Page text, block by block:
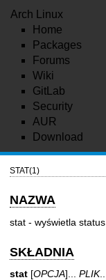
Arch Linux
Home
Packages
Forums
Wiki
GitLab
Security
AUR
Download
STAT(1)
NAZWA
stat - wyświetla
SKŁADNIA
stat [OPCJA]... PLIK...